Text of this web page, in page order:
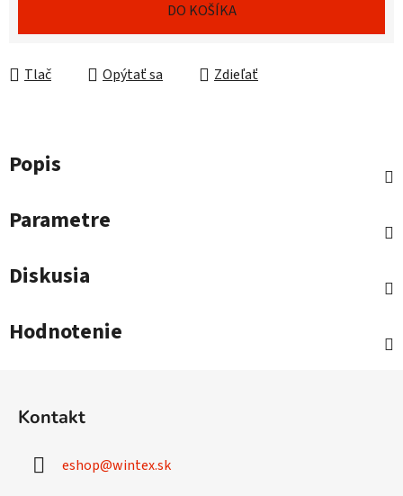
DO KOŠÍKA
Tlač Opýtať sa Zdieľať
Popis
Parametre
Diskusia
Hodnotenie
Kontakt
eshop@wintex.sk